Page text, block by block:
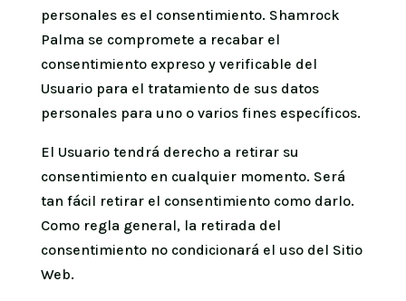
personales es el consentimiento. Shamrock
Palma se compromete a recabar el
consentimiento expreso y verificable del
Usuario para el tratamiento de sus datos
personales para uno o varios fines específicos.
El Usuario tendrá derecho a retirar su
consentimiento en cualquier momento. Será
tan fácil retirar el consentimiento como darlo.
Como regla general, la retirada del
consentimiento no condicionará el uso del Sitio
Web.